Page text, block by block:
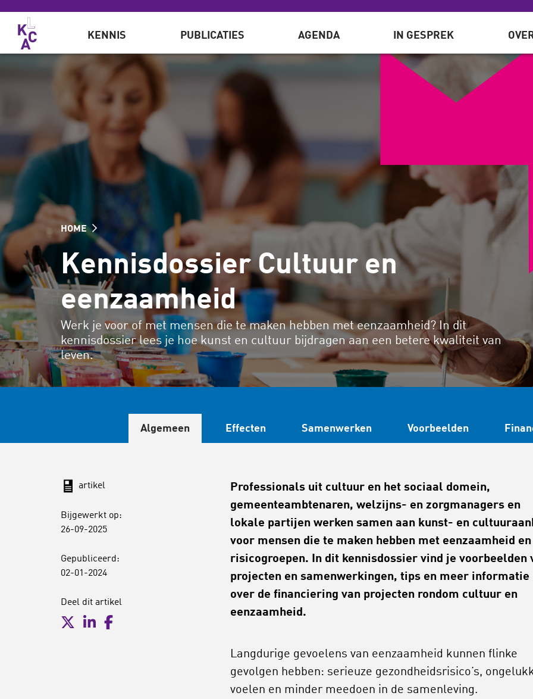
Overslaan en naar de inhoud gaan
KENNIS PUBLICATIES AGENDA IN GESPREK
HOME
Kennisdossier Cultuur en
eenzaamheid
Werk je voor of met mensen die te maken hebben met eenzaamheid? In dit
kennisdossier lees je hoe kunst en cultuur bijdragen aan een betere kwaliteit van
leven.
Algemeen Effecten Samenwerken Voorbeelden
artikel
Bijgewerkt op:
26-09-2025
Gepubliceerd:
02-01-2024
Deel dit artikel
Professionals uit cultuur en het sociaal domein,
gemeenteambtenaren, welzijns- en zorgmanagers en
lokale partijen werken samen aan kunst- en
voor mensen die te maken hebben met eenzaamheid en
risicogroepen. In dit kennisdossier vind je voorbeelden
projecten en samenwerkingen, tips en meer informatie
over de financiering van projecten rondom cultuur en
eenzaamheid.
Langdurige gevoelens van eenzaamheid kunnen flinke
gevolgen hebben: serieuze gezondheidsrisico’s,
voelen en minder meedoen in de samenleving.